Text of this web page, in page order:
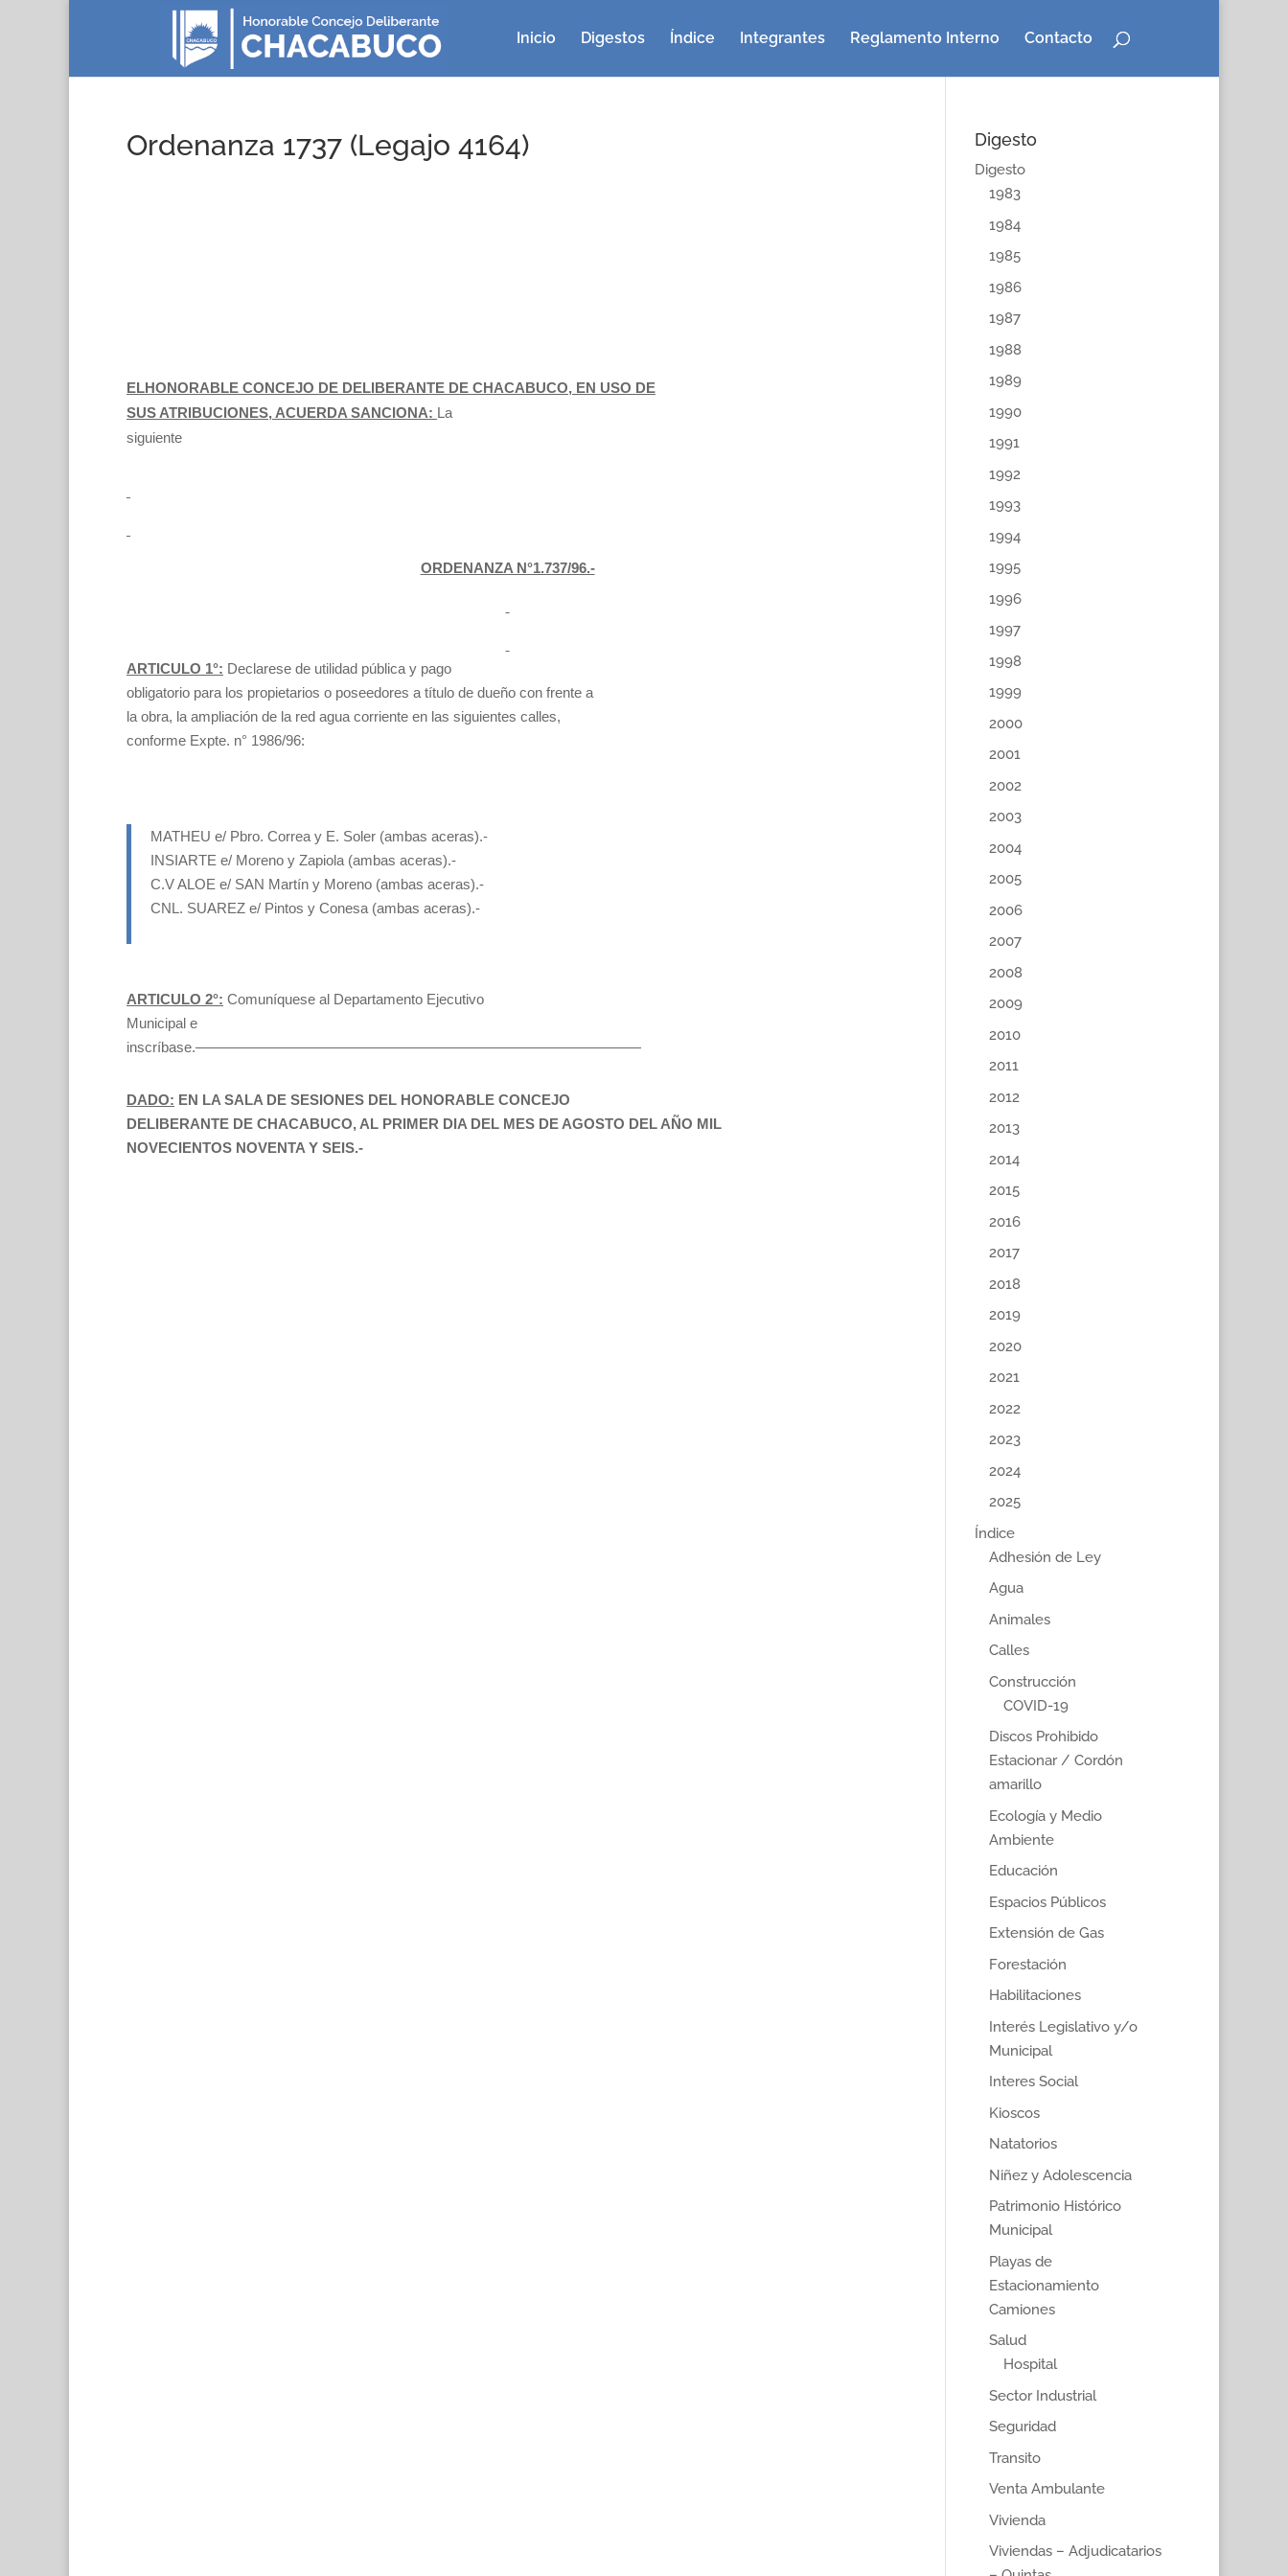
Inicio Digestos Índice Integrantes Reglamento Interno Contacto
Ordenanza 1737 (Legajo 4164)
ELHONORABLE CONCEJO DE DELIBERANTE DE CHACABUCO, EN USO DE
SUS ATRIBUCIONES, ACUERDA SANCIONA: La
siguiente
ORDENANZA N°1.737/96.-
ARTICULO 1°: Declarese de utilidad pública y pago
obligatorio para los propietarios o poseedores a título de dueño con frente a
la obra, la ampliación de la red agua corriente en las siguientes calles,
conforme Expte. n° 1986/96:
MATHEU e/ Pbro. Correa y E. Soler (ambas aceras).-
INSIARTE e/ Moreno y Zapiola (ambas aceras).-
C.V ALOE e/ SAN Martín y Moreno (ambas aceras).-
CNL. SUAREZ e/ Pintos y Conesa (ambas aceras).-
ARTICULO 2°: Comuníquese al Departamento Ejecutivo
Municipal e
inscríbase.———————————————————————————————
DADO: EN LA SALA DE SESIONES DEL HONORABLE CONCEJO
DELIBERANTE DE CHACABUCO, AL PRIMER DIA DEL MES DE AGOSTO DEL AÑO MIL
NOVECIENTOS NOVENTA Y SEIS.-
Digesto
Digesto
1983
1984
1985
1986
1987
1988
1989
1990
1991
1992
1993
1994
1995
1996
1997
1998
1999
2000
2001
2002
2003
2004
2005
2006
2007
2008
2009
2010
2011
2012
2013
2014
2015
2016
2017
2018
2019
2020
2021
2022
2023
2024
2025
Índice
Adhesión de Ley
Agua
Animales
Calles
Construcción
COVID-19
Discos Prohibido
Estacionar / Cordón
amarillo
Ecología y Medio
Ambiente
Educación
Espacios Públicos
Extensión de Gas
Forestación
Habilitaciones
Interés Legislativo y/o
Municipal
Interes Social
Kioscos
Natatorios
Niñez y Adolescencia
Patrimonio Histórico
Municipal
Playas de
Estacionamiento
Camiones
Salud
Hospital
Sector Industrial
Seguridad
Transito
Venta Ambulante
Vivienda
Viviendas – Adjudicatarios